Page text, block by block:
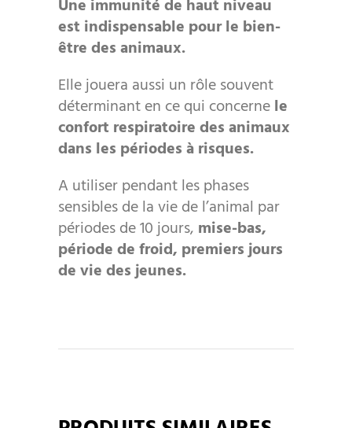
Une immunité de haut niveau
est indispensable pour le bien-
être des animaux.
Elle jouera aussi un rôle souvent
déterminant en ce qui concernele
confort respiratoire des animaux
dans les périodes à risques.
A utiliser pendant les phases
sensibles de la vie de l’animal par
périodes de 10 jours, mise-bas,
période de froid, premiers jours
de vie des jeunes.